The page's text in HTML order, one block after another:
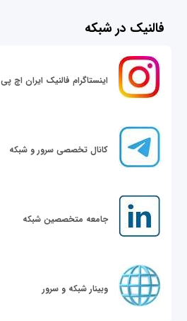
فالنیک در شبکه
اینستاگرام فالنیک ایران اچ پی
کانال تخصصی سرور و شبکه
جامعه متخصصین شبکه
وبینار شبکه و سرور